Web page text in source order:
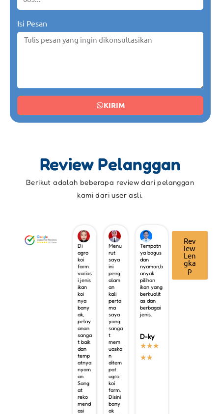
Isi Pesan
KIRIM
Review Pelanggan
Berikut adalah beberapa review dari pelanggan
kami dari user asli.
Di
agro
koi
farm
varias
i jenis
ikan
koi
nya
bany
ak,
pelay
anan
sanga
t baik
dan
temp
atnya
nyam
an.
Sang
at
reko
mend
asi
Menu
rut
saya
ini
peng
alam
an
kali
perta
ma
saya
yang
sanga
t
mem
uaska
n
ditem
pat
agro
koi
farm.
Disini
bany
ak
Tempatn
ya bagus
dan
nyaman,b
anyak
pilihan
ikan yang
berkualit
as dan
berbagai
jenis.
D-ky
★★★
★★
Rev
iew
Len
gka
p